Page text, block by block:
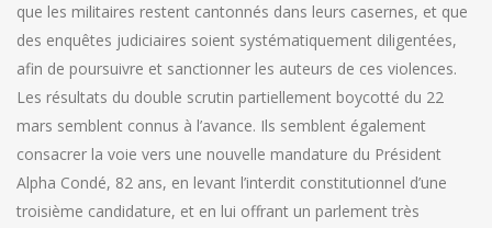
que les militaires restent cantonnés dans leurs casernes, et que
des enquêtes judiciaires soient systématiquement diligentées,
afin de poursuivre et sanctionner les auteurs de ces violences.
Les résultats du double scrutin partiellement boycotté du 22
mars semblent connus à l’avance. Ils semblent également
consacrer la voie vers une nouvelle mandature du Président
Alpha Condé, 82 ans, en levant l’interdit constitutionnel d’une
troisième candidature, et en lui offrant un parlement très